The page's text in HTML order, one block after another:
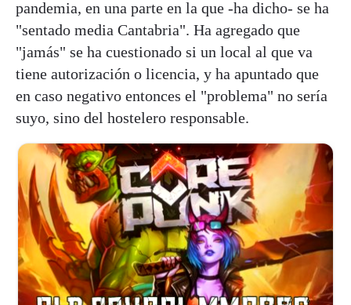
pandemia, en una parte en la que -ha dicho- se ha
"sentado media Cantabria". Ha agregado que
"jamás" se ha cuestionado si un local al que va
tiene autorización o licencia, y ha apuntado que
en caso negativo entonces el "problema" no sería
suyo, sino del hostelero responsable.